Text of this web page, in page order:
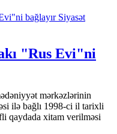
Siyasət
"Rus Evi"ni
mərkəzlərinin
ilə bağlı 1998-ci il tarixli
qaydada xitam verilməsi